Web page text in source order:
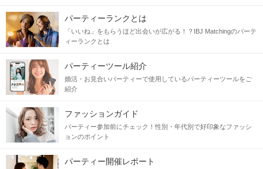
パーティーランクとは
「いいね」をもらうほど出会いが広がる！？IBJ Matchingのパーテ
ィーランクとは
パーティーツール紹介
婚活・お見合いパーティーで使用しているパーティーツールをご
紹介
ファッションガイド
パーティー参加前にチェック！性別・年代別で好印象なファッシ
ョンのポイント
パーティー開催レポート